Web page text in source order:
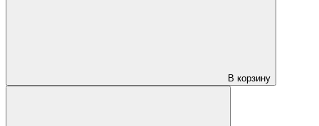
В корзину